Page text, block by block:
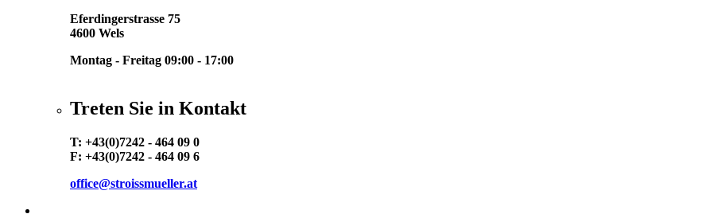
Eferdingerstrasse 75
4600 Wels
Montag - Freitag 09:00 - 17:00
Treten Sie in Kontakt
T: +43(0)7242 - 464 09 0
F: +43(0)7242 - 464 09 6
office@stroissmueller.at